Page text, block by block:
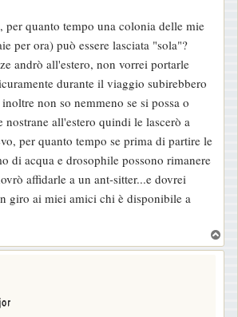
per quanto tempo una colonia delle mie
per ora) può essere lasciata "sola"?
andrò all'estero, non vorrei portarle
durante il viaggio subirebbero
non so nemmeno se si possa o
nostrane all'estero quindi le lascerò a
per quanto tempo se prima di partire le
di acqua e drosophile possono rimanere
affidarle a un ant-sitter...e dovrei
giro ai miei amici chi è disponibile a
o